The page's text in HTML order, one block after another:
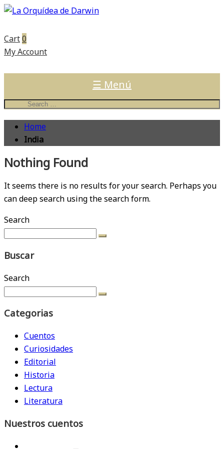
Cart0
My Account
☰ Menú
Home
India
Nothing Found
It seems there is no results for your search. Perhaps you
can deep search using the search form.
Search
Buscar
Search
Categorias
Cuentos
Curiosidades
Editorial
Historia
Lectura
Literatura
Nuestros cuentos